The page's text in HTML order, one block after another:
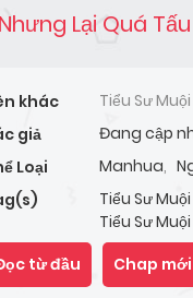
Lại Quá
khác
Tiểu Sư
giả
Đang cập
Loại
Manhua,
Tiểu Sư
Tiểu Sư
từ đầu Chap